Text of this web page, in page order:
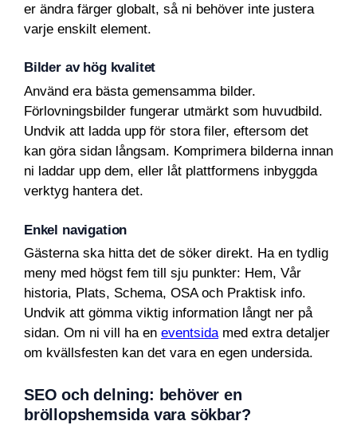
er ändra färger globalt, så ni behöver inte justera
varje enskilt element.
Bilder av hög kvalitet
Använd era bästa gemensamma bilder.
Förlovningsbilder fungerar utmärkt som huvudbild.
Undvik att ladda upp för stora filer, eftersom det
kan göra sidan långsam. Komprimera bilderna innan
ni laddar upp dem, eller låt plattformens inbyggda
verktyg hantera det.
Enkel navigation
Gästerna ska hitta det de söker direkt. Ha en tydlig
meny med högst fem till sju punkter: Hem, Vår
historia, Plats, Schema, OSA och Praktisk info.
Undvik att gömma viktig information långt ner på
sidan. Om ni vill ha en eventsidamed extra detaljer
om kvällsfesten kan det vara en egen undersida.
SEO och delning: behöver en
bröllopshemsida vara sökbar?